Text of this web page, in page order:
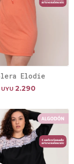
Elodie
UYU 2.290